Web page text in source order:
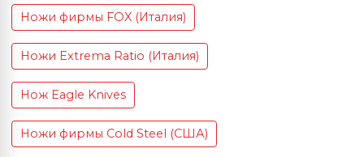
Ножи фирмы FOX (Италия)
Ножи Extrema Ratio (Италия)
Нож Eagle Knives
Ножи фирмы Cold Steel (США)